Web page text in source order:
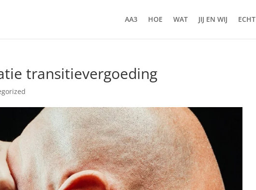
AA3 HOE WAT JIJ EN WIJ ECHT
transitievergoeding